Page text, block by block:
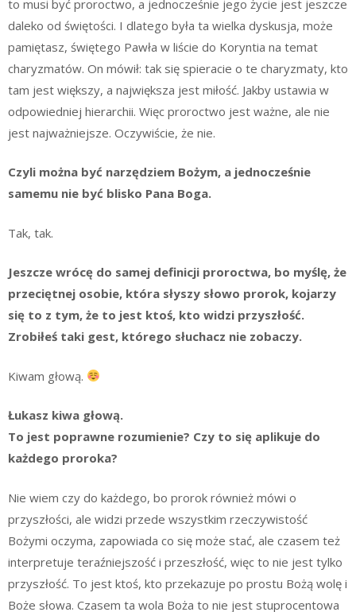
to musi być proroctwo, a jednocześnie jego życie jest jeszcze
daleko od świętości. I dlatego była ta wielka dyskusja, może
pamiętasz, świętego Pawła w liście do Koryntia na temat
charyzmatów. On mówił: tak się spieracie o te charyzmaty, kto
tam jest większy, a największa jest miłość. Jakby ustawia w
odpowiedniej hierarchii. Więc proroctwo jest ważne, ale nie
jest najważniejsze. Oczywiście, że nie.
Czyli można być narzędziem Bożym, a jednocześnie
samemu nie być blisko Pana Boga.
Tak, tak.
Jeszcze wrócę do samej definicji proroctwa, bo myślę, że
przeciętnej osobie, która słyszy słowo prorok, kojarzy
się to z tym, że to jest ktoś, kto widzi przyszłość.
Zrobiłeś taki gest, którego słuchacz nie zobaczy.
Kiwam głową.
Łukasz kiwa głową.
To jest poprawne rozumienie? Czy to się aplikuje do
każdego proroka?
Nie wiem czy do każdego, bo prorok również mówi o
przyszłości, ale widzi przede wszystkim rzeczywistość
Bożymi oczyma, zapowiada co się może stać, ale czasem też
interpretuje teraźniejszość i przeszłość, więc to nie jest tylko
przyszłość. To jest ktoś, kto przekazuje po prostu Bożą wolę i
Boże słowa. Czasem ta wola Boża to nie jest stuprocentowa